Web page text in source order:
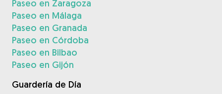
Paseo en Zaragoza
Paseo en Málaga
Paseo en Granada
Paseo en Córdoba
Paseo en Bilbao
Paseo en Gijón
Guardería de Día